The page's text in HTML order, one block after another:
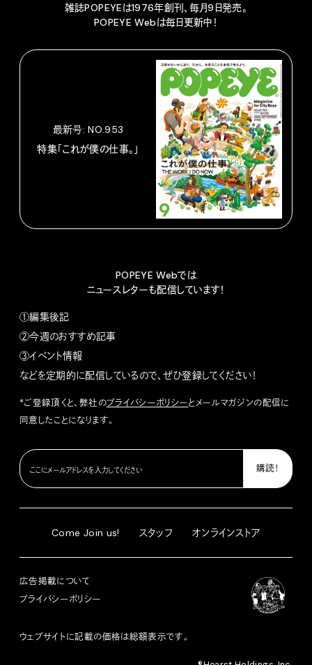
雑誌POPEYEは1976年創刊、毎月9日発売。
POPEYE Webは毎日更新中！
最新号: NO.953
特集「これが僕の仕事。」
POPEYE Webでは
ニュースレターも配信しています！
①編集後記
②今週のおすすめ記事
③イベント情報
などを定期的に配信しているので、ぜひ登録してください！
*ご登録頂くと、弊社のプライバシーポリシーとメールマガジンの配信に
同意したことになります。
Come Join us! スタッフ オンラインストア
広告掲載について
プライバシーポリシー
ウェブサイトに記載の価格は総額表示です。